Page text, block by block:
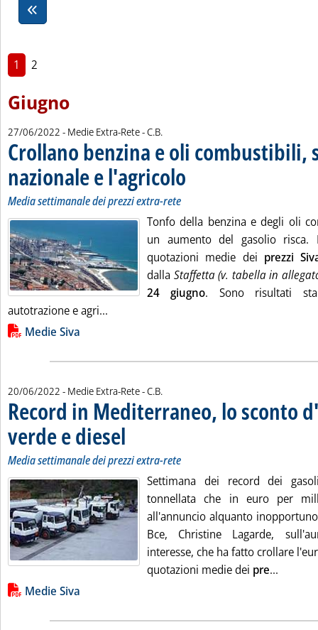
1 2
Giugno
27/06/2022 - Medie Extra-Rete -di:
C.B.
Crollano benzina e oli combustibili,
nazionale e l'agricolo
Media settimanale dei prezzi extra-rete
Tonfo della benzina e degli oli
un aumento del gasolio risca.
quotazioni medie dei prezzi
dalla Staffetta (v. tabella in
24 giugno. Sono risultati
autotrazione e agri...
Lista allegati PDF alla notizia
Medie Siva
20/06/2022 - Medie Extra-Rete -di:
C.B.
Record in Mediterraneo, lo sconto
verde e diesel
Media settimanale dei prezzi extra-rete
Settimana dei record dei
tonnellata che in euro per
all'annuncio alquanto
Bce, Christine Lagarde,
interesse, che ha fatto crollare
quotazioni medie dei pre...
Lista allegati PDF alla notizia
Medie Siva